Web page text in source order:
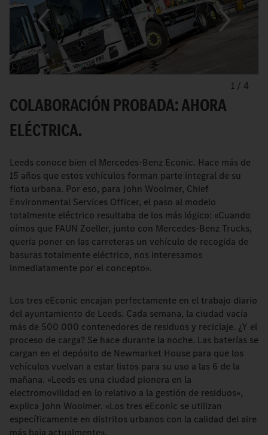
1 / 4
COLABORACIÓN PROBADA: AHORA
ELÉCTRICA.
Leeds conoce bien el Mercedes-Benz Econic. Hace más de
15 años que estos vehículos forman parte integral de su
flota urbana. Por eso, para John Woolmer, Chief
Environmental Services Officer, el paso al modelo
totalmente eléctrico resultaba de los más lógico: «Cuando
oímos que FAUN Zoeller, junto con Mercedes-Benz Trucks,
quería poner en las carreteras un vehículo de recogida de
basuras totalmente eléctrico, nos interesamos
inmediatamente por el concepto».
Los tres eEconic encajan perfectamente en el trabajo diario
del ayuntamiento de Leeds. Cada semana, la ciudad vacía
más de 500 000 contenedores de residuos y reciclaje. ¿Y el
proceso de carga? Se hace durante la noche. Las baterías se
cargan en el depósito de Newmarket House para que los
vehículos vuelvan a estar listos para su uso a las 6 de la
mañana. «Leeds es una ciudad pionera en la
electromovilidad en lo relativo a la gestión de residuos»,
explica John Woolmer. «Los tres eEconic se utilizan
específicamente en distritos urbanos con la calidad del aire
más baja actualmente».